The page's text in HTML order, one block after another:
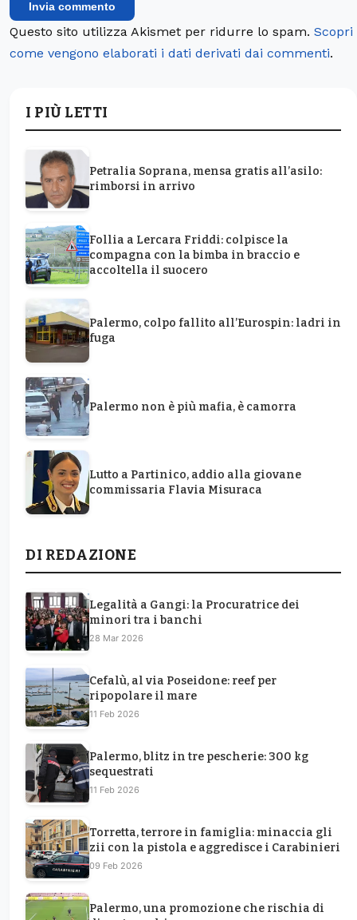
Questo sito utilizza Akismet per ridurre lo spam. Scopri
come vengono elaborati i dati derivati dai commenti.
I PIÙ LETTI
Petralia Soprana, mensa gratis all’asilo:
rimborsi in arrivo
Follia a Lercara Friddi: colpisce la
compagna con la bimba in braccio e
accoltella il suocero
Palermo, colpo fallito all’Eurospin: ladri in
fuga
Palermo non è più mafia, è camorra
Lutto a Partinico, addio alla giovane
commissaria Flavia Misuraca
DI REDAZIONE
Legalità a Gangi: la Procuratrice dei
minori tra i banchi
28 Mar 2026
Cefalù, al via Poseidone: reef per
ripopolare il mare
11 Feb 2026
Palermo, blitz in tre pescherie: 300 kg
sequestrati
11 Feb 2026
Torretta, terrore in famiglia: minaccia gli
zii con la pistola e aggredisce i Carabinieri
09 Feb 2026
Palermo, una promozione che rischia di